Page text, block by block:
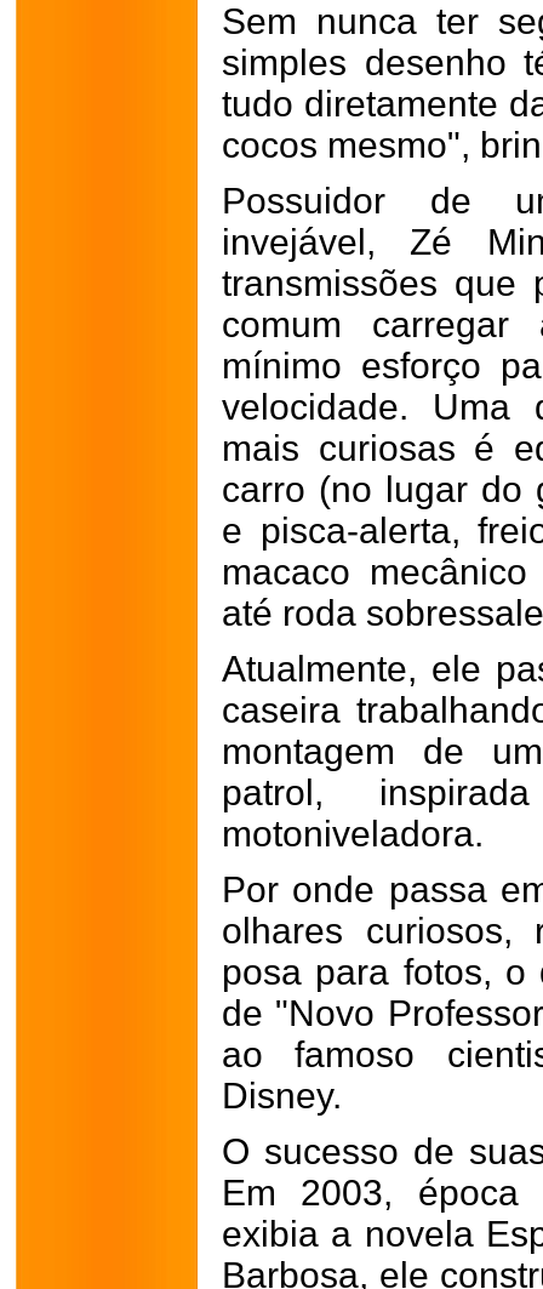
Sem nunca ter
simples desenho
tudo diretamente
cocos mesmo",
Possuidor de
invejável, Zé
transmissões que
comum
mínimo esforço
velocidade. Uma
mais curiosas é
carro (no lugar do
e pisca-alerta,
macaco
até roda
Atualmente, ele
caseira
montagem de
patrol,
motoniveladora.
Por onde passa
olhares curiosos,
posa para fotos,
de "Novo
ao famoso
Disney.
O sucesso de
Em 2003,
exibia a novela
Barbosa, ele